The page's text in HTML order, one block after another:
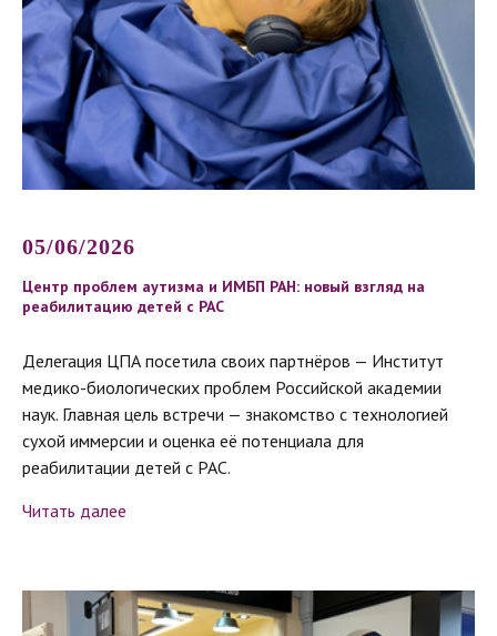
05/06/2026
Центр проблем аутизма и ИМБП РАН: новый взгляд на
реабилитацию детей с РАС
Делегация ЦПА посетила своих партнёров — Институт
медико-биологических проблем Российской академии
наук. Главная цель встречи — знакомство с технологией
сухой иммерсии и оценка её потенциала для
реабилитации детей с РАС.
Читать далее